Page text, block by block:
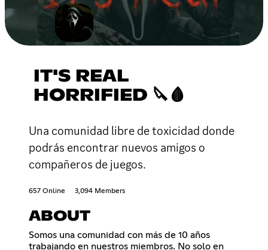
IT'S REAL
HORRIFIED 🔪🩸
Una comunidad libre de toxicidad donde
podrás encontrar nuevos amigos o
compañeros de juegos.
657 Online 3,094 Members
ABOUT
Somos una comunidad con más de 10 años
trabajando en nuestros miembros. No solo en